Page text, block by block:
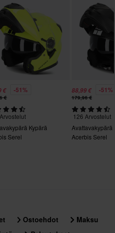
280 x 375 x 260 mm
275 x 380 x 260 mm
€ -51%
€
Kypärä
Serel
88,99 € -51%
179,96 €
126 Arvostelut
Avattavakypärä
Acerbis Serel
Ostoehdot
Maksu